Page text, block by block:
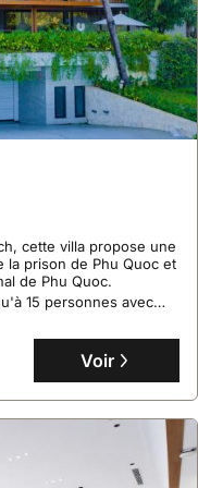
à l'aéroport
une capacité de 10
le WiFi gratuit et
votre séjour.
Voir
cette villa propose une
la prison de Phu Quoc et
de Phu Quoc.
15 personnes avec
privée, un bar et
Voir